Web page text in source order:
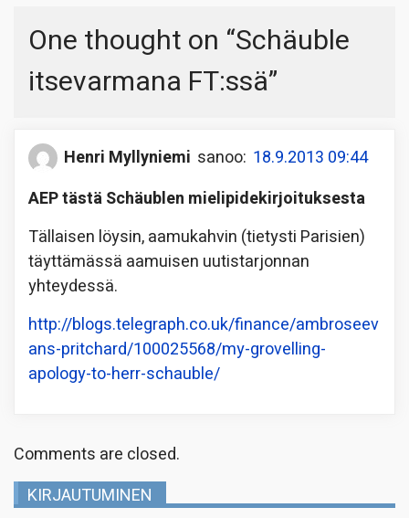
One thought on “Schäuble
itsevarmana FT:ssä”
Henri Myllyniemi sanoo: 18.9.2013 09:44
AEP tästä Schäublen mielipidekirjoituksesta
Tällaisen löysin, aamukahvin (tietysti Parisien)
täyttämässä aamuisen uutistarjonnan
yhteydessä.
http://blogs.telegraph.co.uk/finance/ambroseev
ans-pritchard/100025568/my-grovelling-
apology-to-herr-schauble/
Comments are closed.
KIRJAUTUMINEN